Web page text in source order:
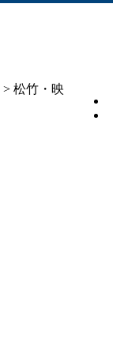
> 松竹・映